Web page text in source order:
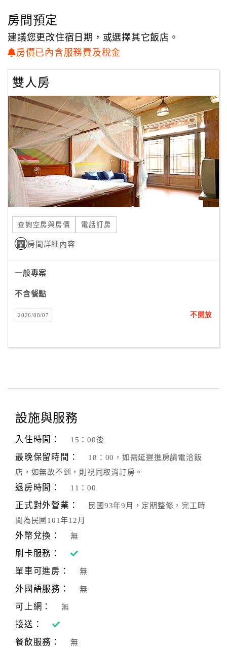
地
圖
顧
務
顧
客
滿
意
度
訂
單
管
理
員
戶
客
絡
Line
上
客
服
紅
利
詢
訂
房
從事製茶業30多年的民宿主人，本身就如同集集予人的感覺
一樣，
只要是進了「保記茶工房民宿」的朋友，他都會獻上相同的
款待，
當然品嚐好茶就更是少不了的基本招待。
「保記茶工房民宿」的清閒和恬淡，絕對讓您一次就愛上。
房間預定
建議您更改住宿日期，或選擇其它飯店。
房價已內含服務費及稅金
雙人房
查詢空房與房價 電話訂房
房間詳細內容
一般專案
不含餐點
2026/08/07 不開放
設施與服務
入住時間： 15：00後
最晚保留時間：
18：00，如需延遲進房請電洽飯
店，如無故不到，則視同取消訂房。
退房時間： 11：00
正式對外營業：
民國93年9月，定期整修，完工時
間為民國101年12月
外幣兌換： 無
刷卡服務：
單車可進房：
無
外國語服務： 無
可上網： 無
接送：
餐飲服務：
無